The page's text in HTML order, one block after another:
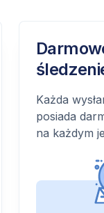
Każda
posiada
na każdym